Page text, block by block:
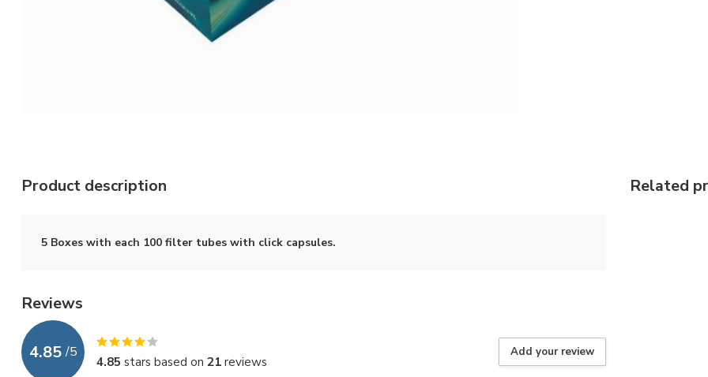
Product description
5 Boxes with each 100 filter tubes with click capsules.
Reviews
4.85 /5
4.85 stars based on 21reviews
Add your review
Related